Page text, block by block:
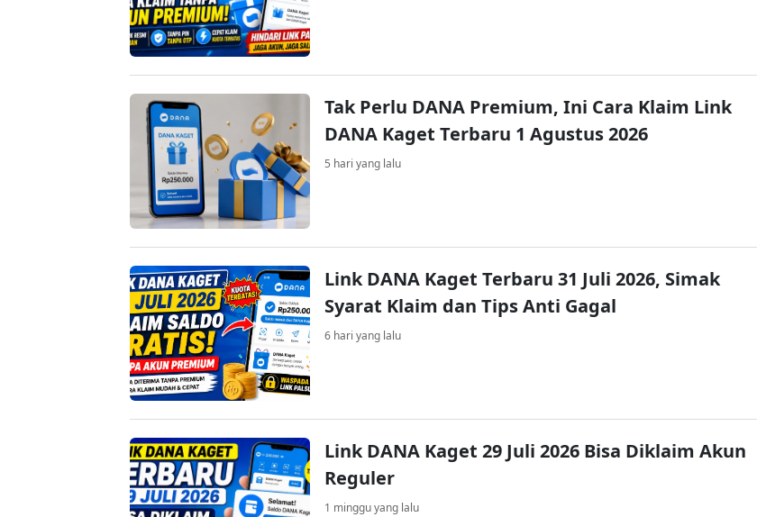
Tak Perlu DANA Premium, Ini Cara Klaim Link
DANA Kaget Terbaru 1 Agustus 2026
5 hari yang lalu
Link DANA Kaget Terbaru 31 Juli 2026, Simak
Syarat Klaim dan Tips Anti Gagal
6 hari yang lalu
Link DANA Kaget 29 Juli 2026 Bisa Diklaim Akun
Reguler
1 minggu yang lalu